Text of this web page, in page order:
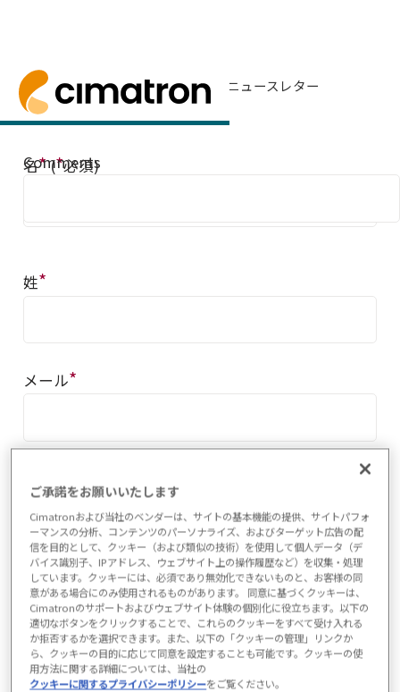
ホーム> サポート＆コンタクト > ニュースレター
ニュースレターにご登録いただくと、
ニュースレターの登録
Comments
名*(*必須)
姓*
メール*
国名*
州・県・郡*
ご承諾をお願いいたします
Cimatronおよび当社のベンダーは、サイトの基本機能の提供、サイトパフォ
ーマンスの分析、コンテンツのパーソナライズ、およびターゲット広告の配
信を目的として、クッキー（および類似の技術）を使用して個人データ（デ
バイス識別子、IPアドレス、ウェブサイト上の操作履歴など）を収集・処理
しています。クッキーには、必須であり無効化できないものと、お客様の同
意がある場合にのみ使用されるものがあります。 同意に基づくクッキーは、
Cimatronのサポートおよびウェブサイト体験の個別化に役立ちます。以下の
適切なボタンをクリックすることで、これらのクッキーをすべて受け入れる
か拒否するかを選択できます。また、以下の「クッキーの管理」リンクか
ら、クッキーの目的に応じて同意を設定することも可能です。クッキーの使
用方法に関する詳細については、当社の
クッキーに関するプライバシーポリシーをご覧ください。